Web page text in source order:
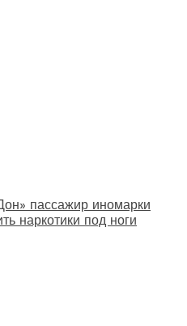
пассажир иномарки
наркотики под ноги